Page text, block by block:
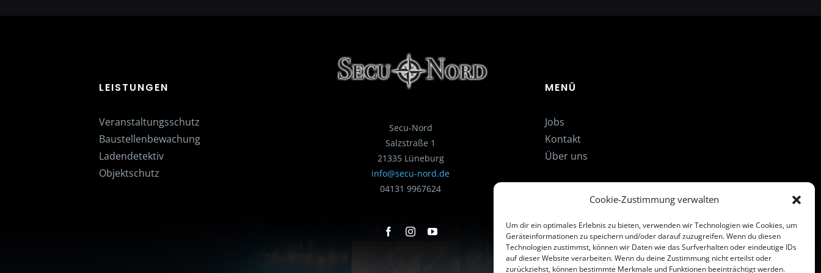
Cookie-Zustimmung verwalten
Um dir ein optimales Erlebnis zu bieten, verwenden wir Technologien wie Cookies, um
Geräteinformationen zu speichern und/oder darauf zuzugreifen. Wenn du diesen
Technologien zustimmst, können wir Daten wie das Surfverhalten oder eindeutige IDs
auf dieser Website verarbeiten. Wenn du deine Zustimmung nicht erteilst oder
zurückziehst, können bestimmte Merkmale und Funktionen beeinträchtigt werden.
LEISTUNGEN
Veranstaltungsschutz
Baustellenbewachung
Ladendetektiv
Objektschutz
Secu-Nord
Salzstraße 1
21335 Lüneburg
info@secu-nord.de
04131 9967624
MENÜ
Jobs
Kontakt
Über uns